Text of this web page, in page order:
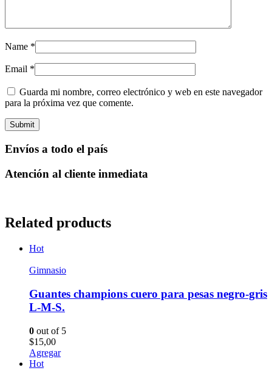
Name *
Email *
Guarda mi nombre, correo electrónico y web en este navegador
para la próxima vez que comente.
Envíos a todo el país
Atención al cliente inmediata
Related products
Hot
Gimnasio
Guantes champions cuero para pesas negro-gris
L-M-S.
0 out of 5
$15,00
Agregar
Hot